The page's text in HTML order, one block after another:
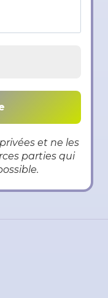
et ne les
parties qui